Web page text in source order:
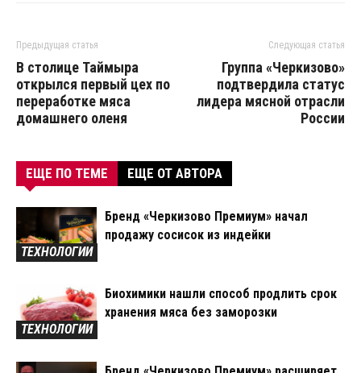
Предыдущая статья
В столице Таймыра
открылся первый цех по
переработке мяса
домашнего оленя
Следующая статья
Группа «Черкизово»
подтвердила статус
лидера мясной отрасли
России
ЕЩЕ ПО ТЕМЕ ЕЩЕ ОТ АВТОРА
ТЕХНОЛОГИИ
Бренд «Черкизово Премиум» начал
продажу сосисок из индейки
ТЕХНОЛОГИИ
Биохимики нашли способ продлить срок
хранения мяса без заморозки